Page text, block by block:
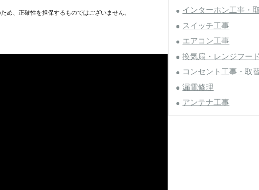
してご利用いただける安全で高品質なLED照明器
また、安全管理の観点からも中間業者を挟まず自
電気工事に関する知識と技術を培ってきました。
合によってLEDが切れたときの心配がありますよ
め、正確性を担保するものではございません。
インターホン工事・
スイッチ工事
エアコン工事
換気扇・レンジフー
コンセント工事・取
漏電修理
アンテナ工事